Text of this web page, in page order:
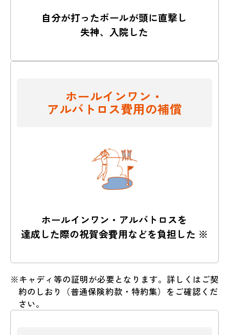
自分が打ったボールが頭に直撃し
失神、入院した
ホールインワン・
アルバトロス費用の補償
ホールインワン・アルバトロスを
達成した際の祝賀会費用などを負担した ※
※キャディ等の証明が必要となります。詳しくはご契
約のしおり（普通保険約款・特約集）をご確認くだ
さい。